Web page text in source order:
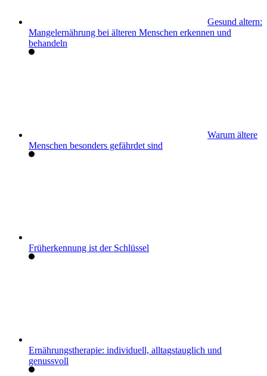
Gesund altern:
Mangelernährung bei älteren Menschen erkennen und
behandeln
Warum ältere
Menschen besonders gefährdet sind
Früherkennung ist der Schlüssel
Ernährungstherapie: individuell, alltagstauglich und
genussvoll